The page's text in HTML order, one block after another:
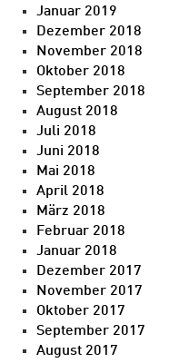
Januar 2019
Dezember 2018
November 2018
Oktober 2018
September 2018
August 2018
Juli 2018
Juni 2018
Mai 2018
April 2018
März 2018
Februar 2018
Januar 2018
Dezember 2017
November 2017
Oktober 2017
September 2017
August 2017